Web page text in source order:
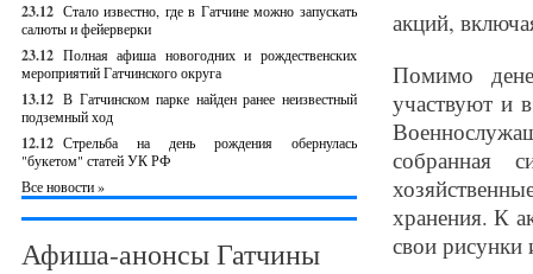
23.12 Стало известно, где в Гатчине можно запускать
салюты и фейерверки
23.12 Полная афиша новогодних и рождественских
мероприятий Гатчинского округа
13.12 В Гатчинском парке найден ранее неизвестный
подземный ход
12.12 Стрельба на день рождения обернулась
"букетом" статей УК РФ
Все новости »
Афиша-анонсы Гатчины
акций,
Помимо
участвуют и
собранная
хранения. К
свои рисунки